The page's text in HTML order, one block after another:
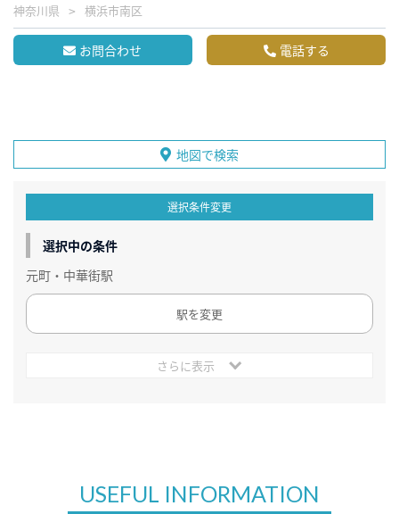
神奈川県 横浜市南区
お問合わせ 電話する
地図で検索
選択条件変更
選択中の条件
元町・中華街駅
駅を変更
さらに表示
USEFUL INFORMATION